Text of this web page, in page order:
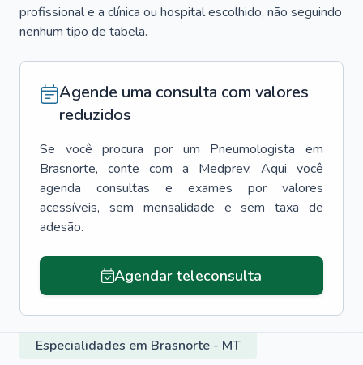
profissional e a clínica ou hospital escolhido, não seguindo
nenhum tipo de tabela.
Agende uma consulta com valores
reduzidos
Se você procura por um Pneumologista
em
Brasnorte, conte com a Medprev. Aqui você
agenda consultas e exames por valores
acessíveis, sem mensalidade e sem taxa de
adesão.
Agendar teleconsulta
Especialidades em Brasnorte - MT